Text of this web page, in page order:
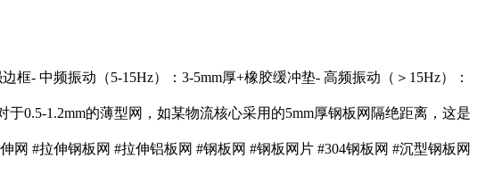
- 中频振动（5-15Hz）：3-5mm厚+橡胶缓冲垫- 高频振动（＞15Hz）：
0.5-1.2mm的薄型网，如某物流核心采用的5mm厚钢板网隔绝距离，这是
#拉伸钢板网 #拉伸铝板网 #钢板网 #钢板网片 #304钢板网 #沉型钢板网